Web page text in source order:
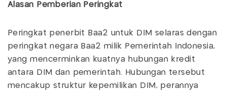
Alasan Pemberian Peringkat
Peringkat penerbit Baa2 untuk DIM selaras dengan
peringkat negara Baa2 milik Pemerintah Indonesia,
yang mencerminkan kuatnya hubungan kredit
antara DIM dan pemerintah. Hubungan tersebut
mencakup struktur kepemilikan DIM, perannya